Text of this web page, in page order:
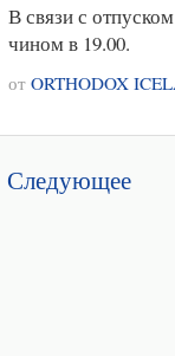
В связи с
чином в 19.00.
от ORTHODOX
Следующее